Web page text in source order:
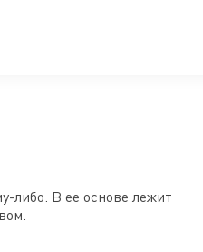
либо. В ее основе лежит